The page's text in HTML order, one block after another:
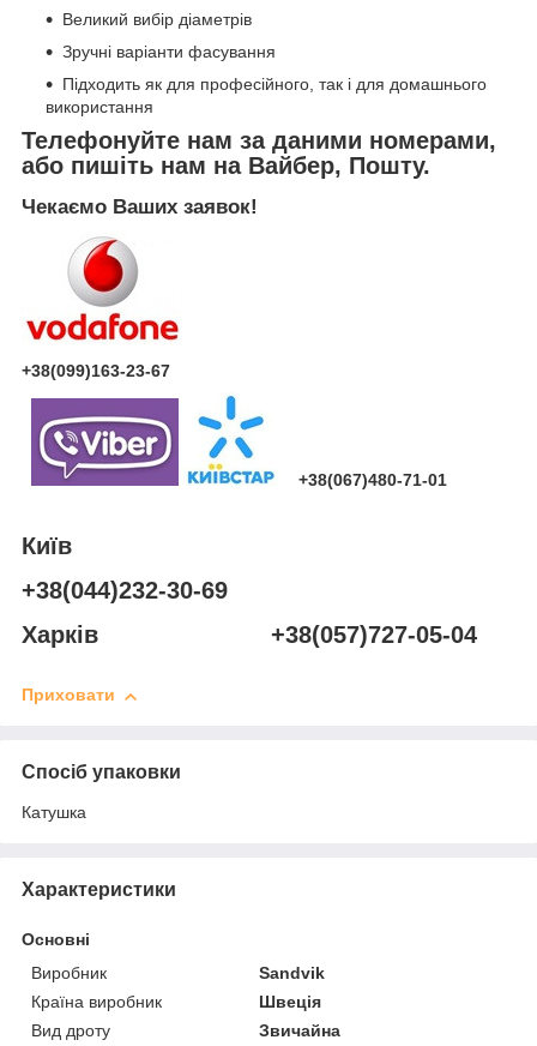
Великий вибір діаметрів
Зручні варіанти фасування
Підходить як для професійного, так і для домашнього
використання
Телефонуйте нам за даними номерами,
або пишіть нам на Вайбер, Пошту.
Чекаємо Ваших заявок!
+38(099)163-23-67
+38(067)480-71-01
Київ
+38(044)232-30-69
Харків +38(057)727-05-04
Приховати
Спосіб упаковки
Катушка
Характеристики
Основні
Виробник
Sandvik
Країна виробник
Швеція
Вид дроту
Звичайна